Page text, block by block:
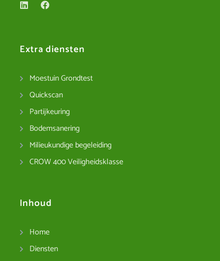
Extra diensten
Moestuin Grondtest
Quickscan
Partijkeuring
Bodemsanering
Milieukundige begeleiding
CROW 400 Veiligheidsklasse
Inhoud
Home
Diensten